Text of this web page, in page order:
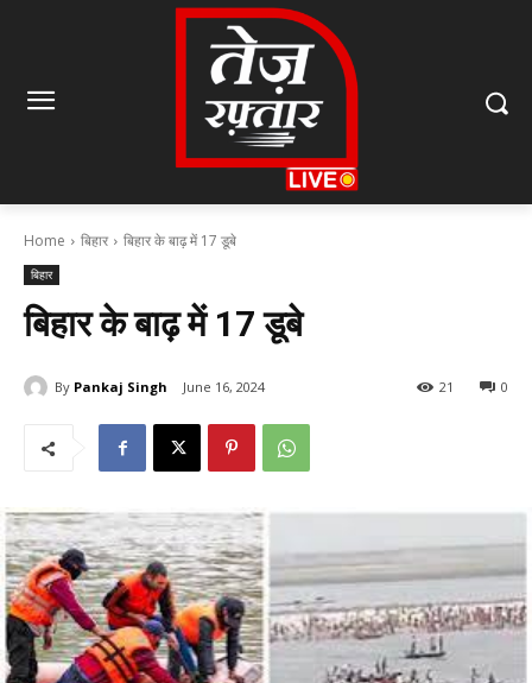
Home बिहार बिहार के बाढ़ में 17 डूबे
बिहार
बिहार के बाढ़ में 17 डूबे
By Pankaj Singh June 16, 2024 0
21